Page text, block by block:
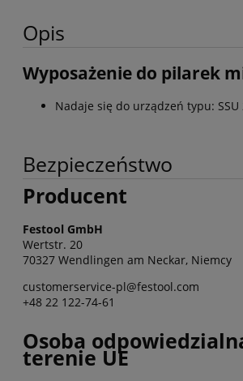
Opis
Wyposażenie do pilarek
Nadaje się do urządzeń typu: SSU
Bezpieczeństwo
Producent
Festool GmbH
Wertstr. 20
70327 Wendlingen am Neckar, Niemcy
customerservice-pl@festool.com
+48 22 122-74-61
Osoba
terenie UE